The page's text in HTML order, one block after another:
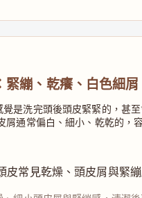
緊繃、乾癢、白色細屑
是洗完頭後頭皮緊緊的，甚至
屑通常偏白、細小、乾乾的，